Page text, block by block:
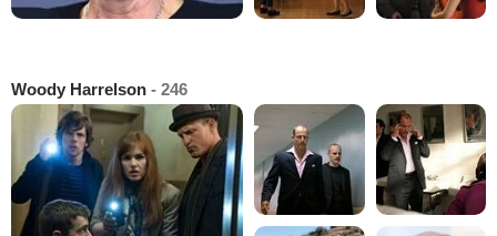
Woody Harrelson - 246